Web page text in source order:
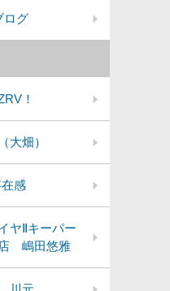
！
畑）
在感
ヤⅡキーパー
嶋田悠雅
ログ